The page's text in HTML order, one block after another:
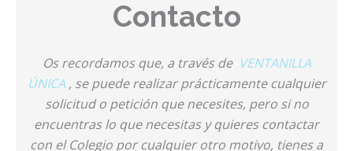
Contacto
Os recordamos que, a través de VENTANILLA
ÚNICA, se puede realizar prácticamente cualquier
solicitud o petición que necesites, pero si no
encuentras lo que necesitas y quieres contactar
con el Colegio por cualquier otro motivo, tienes a